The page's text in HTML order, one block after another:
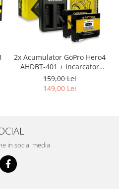
2x Acumulator GoPro Hero4
AHDBT-401 + Incarcator
Dual AHBBP-401
159,00 Lei
149,00 Lei
in social media